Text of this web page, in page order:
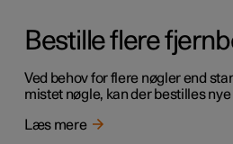
Bestille flere
Ved behov for flere nøgler end
mistet nøgle, kan der bestilles nye
Læs mere